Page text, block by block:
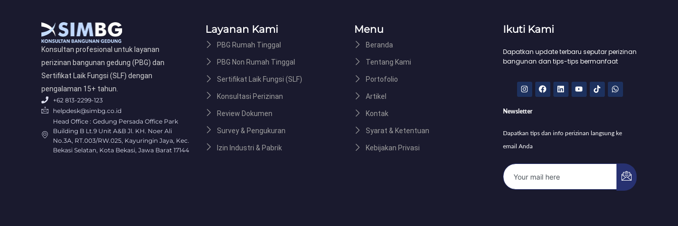
Konsultan profesional untuk layanan
perizinan bangunan gedung (PBG) dan
Sertifikat Laik Fungsi (SLF) dengan
pengalaman 15+ tahun.
+62 813-2299-123
helpdesk@simbg.co.id
Head Office : Gedung Persada Office Park
Building B Lt.9 Unit A&B Jl. KH. Noer Ali
No.3A, RT.003/RW.025, Kayuringin Jaya, Kec.
Bekasi Selatan, Kota Bekasi, Jawa Barat 17144
Layanan Kami
PBG Rumah Tinggal
PBG Non Rumah Tinggal
Sertifikat Laik Fungsi (SLF)
Konsultasi Perizinan
Review Dokumen
Survey & Pengukuran
Izin Industri & Pabrik
Menu
Beranda
Tentang Kami
Portofolio
Artikel
Kontak
Syarat & Ketentuan
Kebijakan Privasi
Ikuti Kami
Dapatkan update terbaru seputar perizinan
bangunan dan tips-tips bermanfaat
I
n
s
t
a
r
a
m
F
a
c
o
k
L
i
n
i
n
Y
o
u
e
T
i
k
W
h
a
p
p
Newsletter
Dapatkan tips dan info perizinan langsung ke
email Anda